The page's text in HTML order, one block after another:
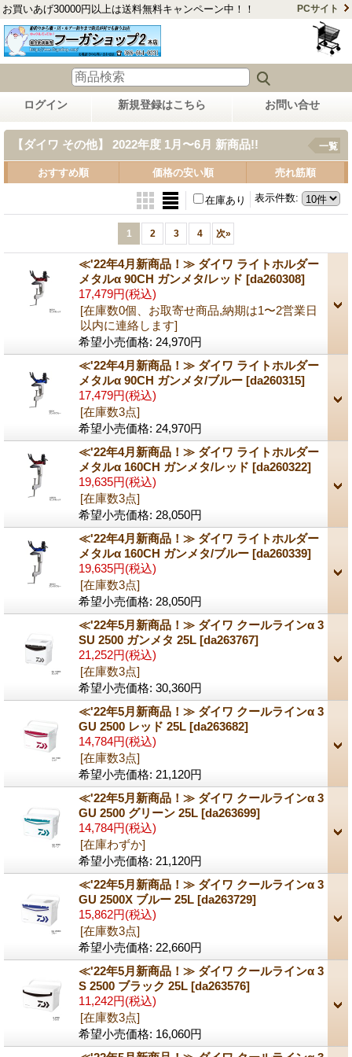
お買いあげ30000円以上は送料無料キャンペーン中！！ PCサイト
ログイン 新規登録はこちら お問い合せ
【ダイワ その他】 2022年度 1月〜6月 新商品!! 一覧
おすすめ順 価格の安い順 売れ筋順
表示件数:
在庫あり
1 2 3 4 次»
≪'22年4月新商品！≫ ダイワ ライトホルダー
メタルα 90CH ガンメタ/レッド [da260308]
17,479円(税込)
[在庫数0個、お取寄せ商品,納期は1〜2営業日
以内に連絡します]
希望小売価格: 24,970円
≪'22年4月新商品！≫ ダイワ ライトホルダー
メタルα 90CH ガンメタ/ブルー [da260315]
17,479円(税込)
[在庫数3点]
希望小売価格: 24,970円
≪'22年4月新商品！≫ ダイワ ライトホルダー
メタルα 160CH ガンメタ/レッド [da260322]
19,635円(税込)
[在庫数3点]
希望小売価格: 28,050円
≪'22年4月新商品！≫ ダイワ ライトホルダー
メタルα 160CH ガンメタ/ブルー [da260339]
19,635円(税込)
[在庫数3点]
希望小売価格: 28,050円
≪'22年5月新商品！≫ ダイワ クールラインα 3
SU 2500 ガンメタ 25L [da263767]
21,252円(税込)
[在庫数3点]
希望小売価格: 30,360円
≪'22年5月新商品！≫ ダイワ クールラインα 3
GU 2500 レッド 25L [da263682]
14,784円(税込)
[在庫数3点]
希望小売価格: 21,120円
≪'22年5月新商品！≫ ダイワ クールラインα 3
GU 2500 グリーン 25L [da263699]
14,784円(税込)
[在庫わずか]
希望小売価格: 21,120円
≪'22年5月新商品！≫ ダイワ クールラインα 3
GU 2500X ブルー 25L [da263729]
15,862円(税込)
[在庫数3点]
希望小売価格: 22,660円
≪'22年5月新商品！≫ ダイワ クールラインα 3
S 2500 ブラック 25L [da263576]
11,242円(税込)
[在庫数3点]
希望小売価格: 16,060円